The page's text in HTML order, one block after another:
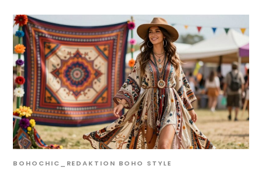
BOHOCHIC_REDAKTION BOHO STYLE